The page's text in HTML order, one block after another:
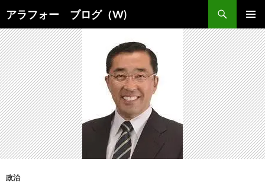
ン
テ
ン
ツ
へ
ス
キ
ッ
プ
アラフォー ブログ（W)
索
メインメ
ニュー
政治